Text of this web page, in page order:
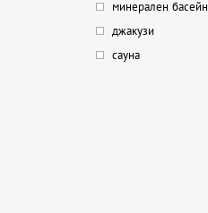
минерален басейн
джакузи
сауна